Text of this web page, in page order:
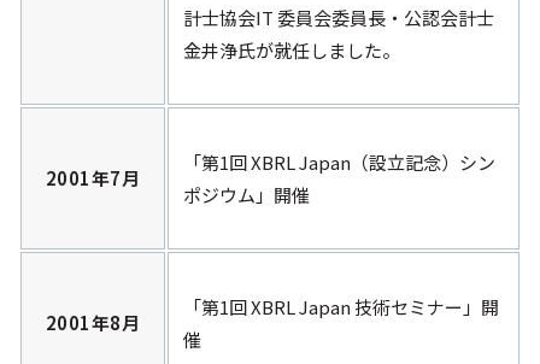
XBRL Japanについて
コンソーシアム活動のメリット
これまでの活動
計士協会IT 委員会委員長・公認会計士
金井浄氏が就任しました。
2001年7月
「第1回 XBRL Japan（設立記念）シン
ポジウム」開催
2001年8月
「第1回 XBRL Japan 技術セミナー」開
催